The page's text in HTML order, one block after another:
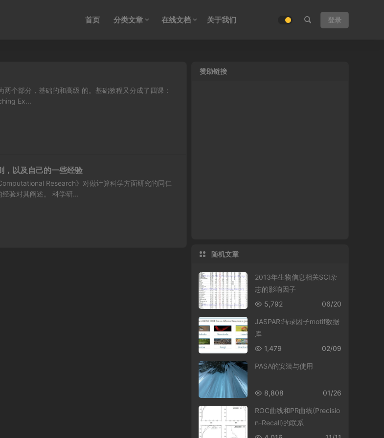
首页 分类文章 在线文档 关于我们 登录
个部分，基础的和高级 的。基础教程又分成了四课：
Ex...
，以及自己的一些经验
Research》对做计算科学方面研究的同仁
验对其阐述。 科学研...
赞助链接
随机文章
2013年生物信息相关SCI杂
志的影响因子
06/20
5,792
JASPAR:转录因子motif数据
库
02/09
1,479
PASA的安装与使用
01/26
8,808
ROC曲线和PR曲线(Precisio
n-Recall)的联系